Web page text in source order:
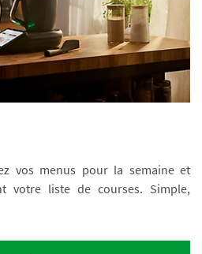
vos menus pour la semaine et
votre liste de courses. Simple,